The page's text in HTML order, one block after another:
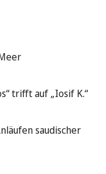
trifft auf „Iosif K.“
saudischer